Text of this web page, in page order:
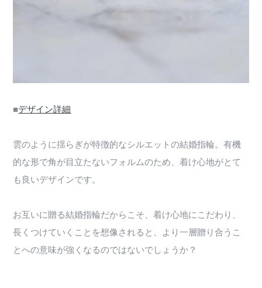
■デザイン詳細
雲のように揺らぎが特徴的なシルエットの結婚指輪。有機
的な形で角が目立たないフォルムのため、着け心地がとて
も良いデザインです。
お互いに贈る結婚指輪だからこそ、着け心地にこだわり、
長くつけていくことを想像されると、より一層贈り合うこ
とへの意味が強くなるのではないでしょうか？